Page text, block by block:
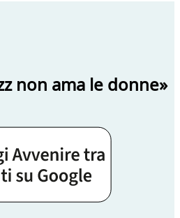
non ama le donne»